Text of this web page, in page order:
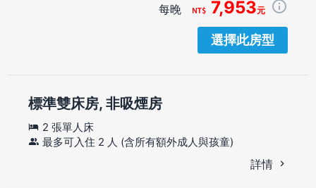
每晚 7,953元
選擇此房型
標準雙床房, 非吸煙房
2 張單人床
最多可入住 2 人 (含所有額外成人與孩童)
詳情